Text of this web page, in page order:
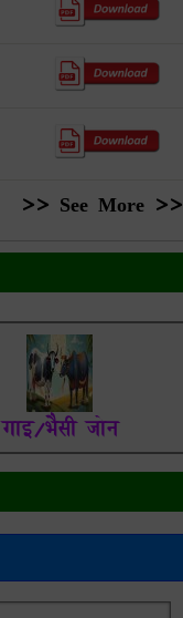
>> See More >>
गाइ/भैसी जोन